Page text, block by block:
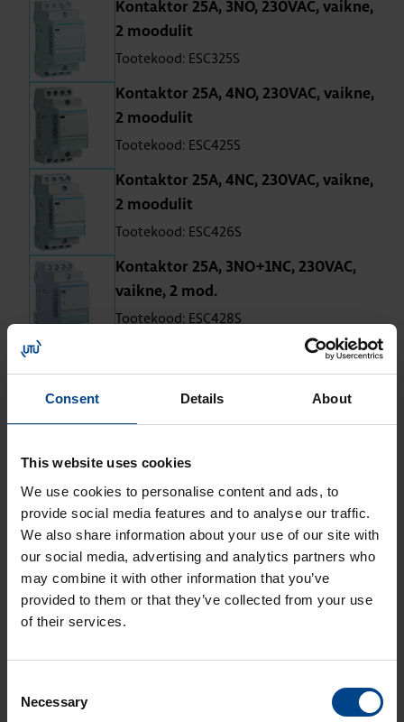
Consent Details About
This website uses cookies
We use cookies to personalise content and ads, to
provide social media features and to analyse our traffic.
We also share information about your use of our site with
our social media, advertising and analytics partners who
may combine it with other information that you’ve
provided to them or that they’ve collected from your use
of their services.
Selection
Necessary
Kon­tak­tor 25A, 3NO, 230VAC, vaikne,
2 moo­du­lit
Tootekood: ESC325S
Kon­tak­tor 25A, 4NO, 230VAC, vaikne,
2 moo­du­lit
Tootekood: ESC425S
Kon­tak­tor 25A, 4NC, 230VAC, vaikne,
2 moo­du­lit
Tootekood: ESC426S
Kon­tak­tor 25A, 3NO+1NC, 230VAC,
vaikne, 2 mod.
Tootekood: ESC428S
Kon­tak­tor 25A, 4NO, 24VAC, müra­
vaba, 2 mod.
Tootekood: ESD425S
vaba, 2 mod.
Tootekood: ESD426S
Vaikne kon­tak­tor 25A, 2
moo­du­lit, DC
Kon­tak­tor 25A, 4NO, 24VDC, vaikne,